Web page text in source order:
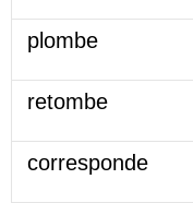
plombe
retombe
corresponde